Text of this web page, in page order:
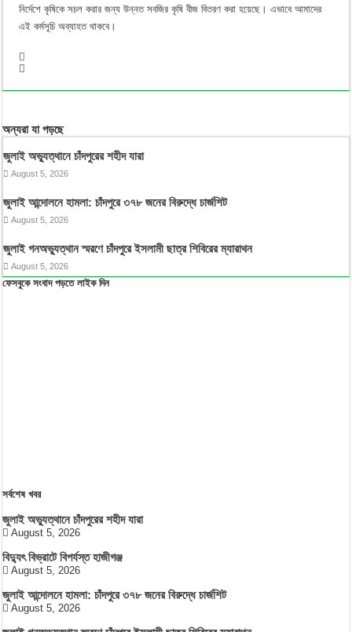
নির্দেশে কৃষিকে সচল করার জন্য উন্নত সবজির কৃষি বীজ বিতরণ করা হয়েছে। এভাবে আমাদের
এই কর্মসূচি অব্যাহত থাকবে।
অন্যরা যা পড়ছে
জুলাই অভ্যুত্থানে চাঁদপুরের শহীদ যারা
August 5, 2026
জুলাই আন্দোলনে হামলা: চাঁদপুরে ৩৭৮ জনের বিরুদ্ধে চার্জশিট
August 5, 2026
জুলাই গনঅভ্যুত্থান স্মরণে চাঁদপুরে ইসলামী ছাত্র শিবিরের ম্যারাথন
August 5, 2026
ফেসবুকে সংবাদ পড়তে লাইক দিন
সর্বশেষ খবর
জুলাই অভ্যুত্থানে চাঁদপুরের শহীদ যারা
August 5, 2026
বিদ্যুৎ বিভ্রাটে বিপর্যস্ত হাজীগঞ্জ
August 5, 2026
জুলাই আন্দোলনে হামলা: চাঁদপুরে ৩৭৮ জনের বিরুদ্ধে চার্জশিট
August 5, 2026